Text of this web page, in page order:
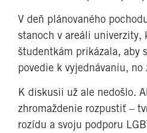
V deň plánovaného
stanoch v areáli univerzity,
študentkám prikázala, aby
povedie k vyjednávaniu,
K diskusii už ale nedošlo.
zhromaždenie rozpustiť –
rozídu a svoju podporu